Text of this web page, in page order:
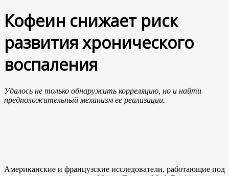
Кофеин снижает риск
развития хронического
воспаления
Удалось не только обнаружить корреляцию, но и найти
предположительный механизм ее реализации.
Американские и французские исследователи, работающие под